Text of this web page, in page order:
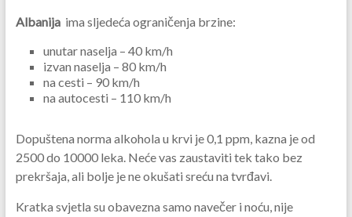
Albanijaima sljedeća ograničenja brzine:
unutar naselja – 40 km/h
izvan naselja – 80 km/h
na cesti – 90 km/h
na autocesti – 110 km/h
Dopuštena norma alkohola u krvi je 0,1 ppm, kazna je od
2500 do 10000 leka. Neće vas zaustaviti tek tako bez
prekršaja, ali bolje je ne okušati sreću na tvrđavi.
Kratka svjetla su obavezna samo navečer i noću, nije